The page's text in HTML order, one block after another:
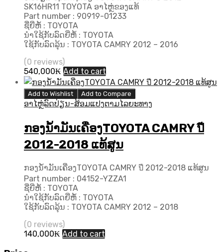
SK16HR11 TOYOTA ອາໄຫຼ່ຂອງແທ້
Part number : 90919-01233
ຊື່ຍີ່ຫໍ້ : TOYOTA
ນຳໃຊ້ກັບລົດຍີ່ຫໍ້ : TOYOTA
ໃຊ້ກັບລົດລຸ້ນ : TOYOTA CAMRY 2012 – 2016
(0 reviews)
540,000₭ Add to cart
Add to Wishlist Add to Compare
ອາໄຫຼ່ລົດປ່ຽນ-ສ້ອມແປງຕາມໄລຍະທາງ
ກອງນ້ຳມັນເຄື່ອງTOYOTA CAMRY ปี
2012-2018 ແທ້ສູນ
ກອງນ້ຳມັນເຄື່ອງTOYOTA CAMRY ปี 2012-2018 ແທ້ສູນ
Part number : 04152-YZZA1
ຊື່ຍີ່ຫໍ້ : TOYOTA
ນຳໃຊ້ກັບລົດຍີ່ຫໍ້ : TOYOTA
ໃຊ້ກັບລົດລຸ້ນ : TOYOTA CAMRY 2012 – 2018
(0 reviews)
140,000₭ Add to cart